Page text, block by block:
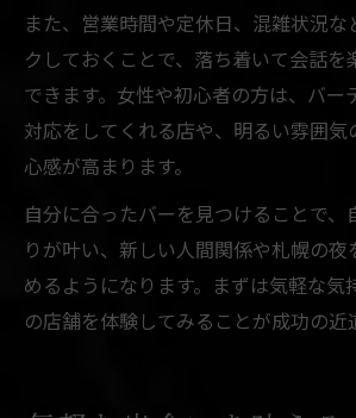
また、営業時間や定休日、混雑状況な
クしておくことで、落ち着いて会話を
できます。女性や初心者の方は、バー
対応をしてくれる店や、明るい雰囲気
心感が高まります。
自分に合ったバーを見つけることで、
りが叶い、新しい人間関係や札幌の夜
めるようになります。まずは気軽な気
の店舗を体験してみることが成功の近